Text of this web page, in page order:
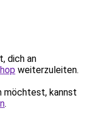
dich an
weiterzuleiten.
möchtest, kannst
.